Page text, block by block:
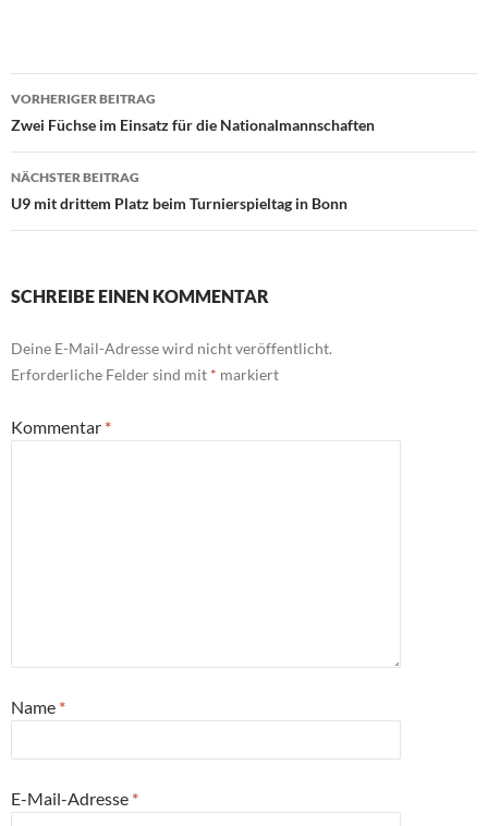
Beitragsnavigation
VORHERIGER BEITRAG
Zwei Füchse im Einsatz für die Nationalmannschaften
NÄCHSTER BEITRAG
U9 mit drittem Platz beim Turnierspieltag in Bonn
SCHREIBE EINEN KOMMENTAR
Deine E-Mail-Adresse wird nicht veröffentlicht.
Erforderliche Felder sind mit * markiert
Kommentar *
Name *
E-Mail-Adresse *